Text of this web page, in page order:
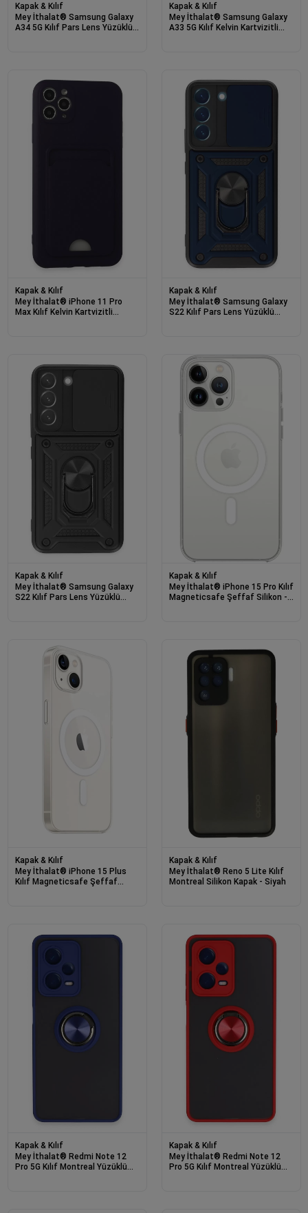
Kapak & Kılıf
Mey İthalat® Samsung Galaxy
A34 5G Kılıf Pars Lens Yüzüklü
Kapak & Kılıf
Mey İthalat® Samsung Galaxy
A33 5G Kılıf Kelvin Kartvizitli
Kapak & Kılıf
Mey İthalat® iPhone 11 Pro
Max Kılıf Kelvin Kartvizitli
Kapak & Kılıf
Mey İthalat® Samsung Galaxy
S22 Kılıf Pars Lens Yüzüklü
Kapak & Kılıf
Mey İthalat® Samsung Galaxy
S22 Kılıf Pars Lens Yüzüklü
Kapak & Kılıf
Mey İthalat® iPhone 15 Pro Kılıf
Magneticsafe Şeffaf Silikon -
Kapak & Kılıf
Mey İthalat® iPhone 15 Plus
Kılıf Magneticsafe Şeffaf
Kapak & Kılıf
Mey İthalat® Reno 5 Lite Kılıf
Montreal Silikon Kapak - Siyah
Kapak & Kılıf
Mey İthalat® Redmi Note 12
Pro 5G Kılıf Montreal Yüzüklü
Kapak & Kılıf
Mey İthalat® Redmi Note 12
Pro 5G Kılıf Montreal Yüzüklü